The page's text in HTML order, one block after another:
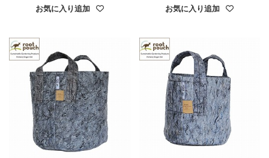
お気に入り追加 お気に入り追加